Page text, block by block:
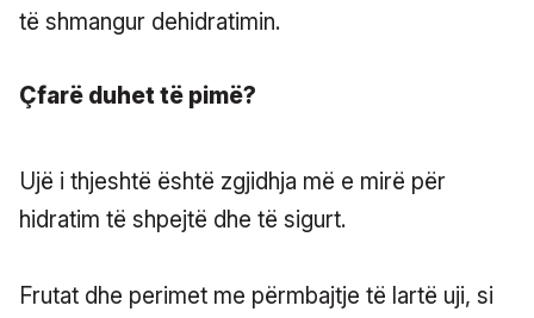
të shmangur dehidratimin.
Çfarë duhet të pimë?
Ujë i thjeshtë është zgjidhja më e mirë për
hidratim të shpejtë dhe të sigurt.
Frutat dhe perimet me përmbajtje të lartë uji, si